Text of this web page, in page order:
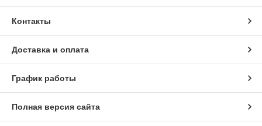
Контакты
Доставка и оплата
График работы
Полная версия сайта